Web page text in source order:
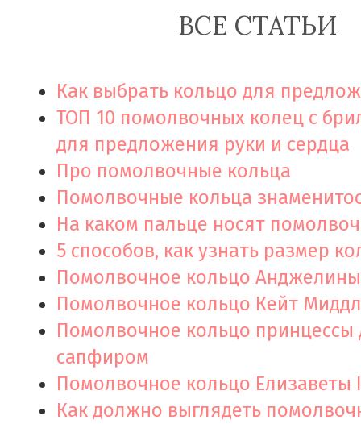
ВСЕ СТАТЬИ
Как выбрать кольцо для
ТОП 10 помолвочных колец с
для предложения руки и сердца
Про помолвочные кольца
Помолвочные кольца
На каком пальце носят
5 способов, как узнать размер
Помолвочное кольцо
Помолвочное кольцо Кейт
Помолвочное кольцо принцессы
сапфиром
Помолвочное кольцо Елизаветы
Как должно выглядеть